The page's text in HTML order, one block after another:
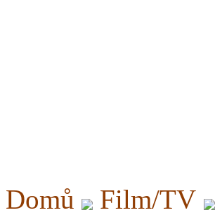
Domů Film/TV